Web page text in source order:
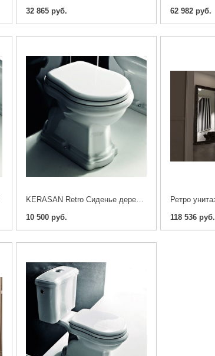
32 865 руб.
62 982 руб.
KERASAN Retro Сиденье дерево - белое
10 500 руб.
118 536 руб.